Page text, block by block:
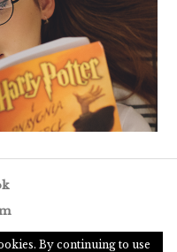
By continuing to use